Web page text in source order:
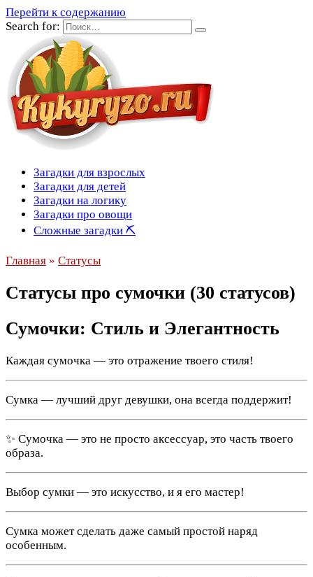
Перейти к содержанию
Search for:
Загадки для взрослых
Загадки для детей
Загадки на логику
Загадки про овощи
Сложные загадки ⛏
Главная » Статусы
Статусы про сумочки (30 статусов)
Сумочки: Стиль и Элегантность
Каждая сумочка — это отражение твоего стиля!
Сумка — лучший друг девушки, она всегда поддержит!
✨ Сумочка — это не просто аксессуар, это часть твоего
образа.
Выбор сумки — это искусство, и я его мастер!
Сумка может сделать даже самый простой наряд
особенным.